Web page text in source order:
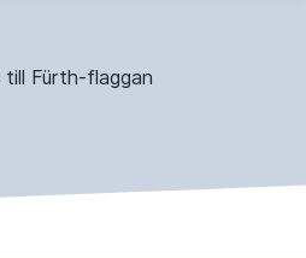
till Fürth-flaggan